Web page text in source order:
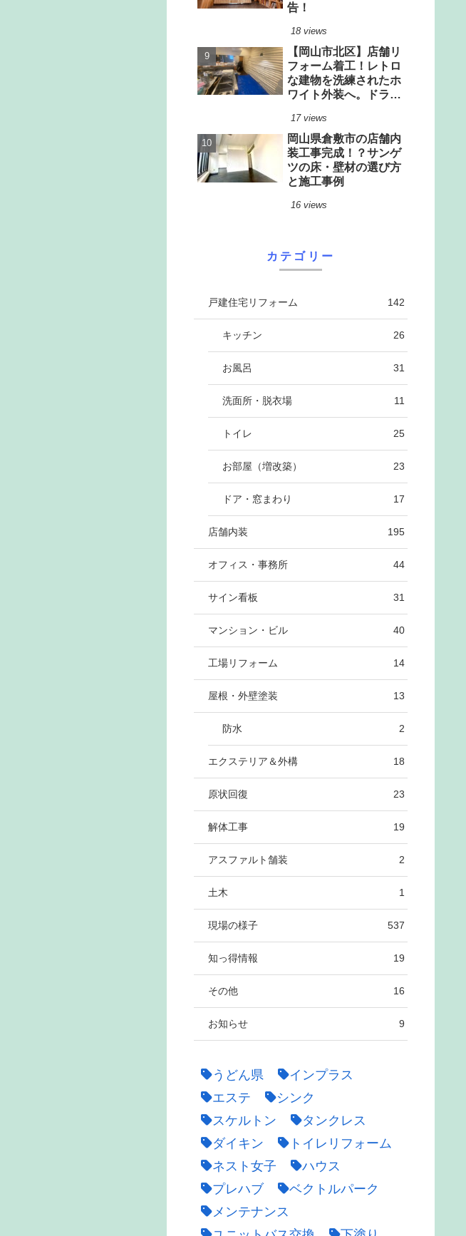
告！
18 views
【岡山市北区】店舗リ
フォーム着工！レトロ
な建物を洗練されたホ
ワイト外装へ。ドライ
ベーション
17 views
岡山県倉敷市の店舗内
装工事完成！？サンゲ
ツの床・壁材の選び方
と施工事例
16 views
カテゴリー
戸建住宅リフォーム 142
キッチン 26
お風呂 31
洗面所・脱衣場 11
トイレ 25
お部屋（増改築） 23
ドア・窓まわり 17
店舗内装 195
オフィス・事務所 44
サイン看板 31
マンション・ビル 40
工場リフォーム 14
屋根・外壁塗装 13
防水 2
エクステリア＆外構 18
原状回復 23
解体工事 19
アスファルト舗装 2
土木 1
現場の様子 537
知っ得情報 19
その他 16
お知らせ 9
うどん県
インプラス
エステ
シンク
スケルトン
タンクレス
ダイキン
トイレリフォーム
ネスト女子
ハウス
プレハブ
ベクトルパーク
メンテナンス